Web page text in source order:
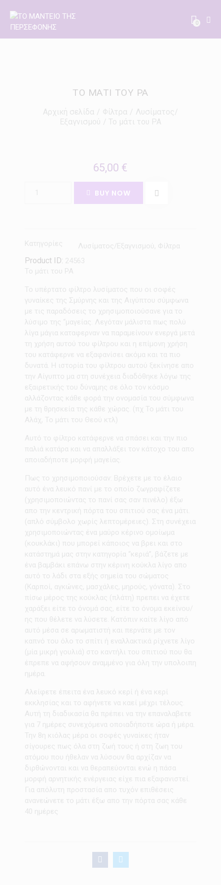
0
ΤΟ ΜΆΤΙ ΤΟΥ ΡΑ
Αρχική σελίδα Φίλτρα
Λυσίματος/
Εξαγνισμού
Το μάτι του ΡΑ
65,00 €
BUY NOW
Κατηγορίες Λυσίματος/Εξαγνισμού, Φίλτρα
Product ID: 24563
Το μάτι του ΡΑ
Το υπέρτατο φίλτρο λυσίματος που οι σοφές
γυναίκες της Σμύρνης και της Αιγύπτου σύμφωνα
με τις παραδόσεις το χρησιμοποιούσανε για το
λύσιμο της “μαγείας. Λεγόταν μάλιστα πως πολύ
λίγα μάγια καταφερναν να παραμείνουν ενεργά μετά
τη χρήση αυτού του φίλτρου και η επίμονη χρήση
του κατάφερνε να εξαφανίσει ακόμα και τα πιο
δυνατά. Η ιστορία του φίλτρου αυτού ξεκίνησε απο
την Αίγυπτο μα στη συνέχεια διαδόθηκε λόγω της
εξαιρετικής του δύναμης σε όλο τον κόσμο
αλλάζοντας κάθε φορά την ονομασία του σύμφωνα
με τη θρησκεία της κάθε χώρας. (πχ Το μάτι του
Αλάχ, Το μάτι του Θεού κτλ)
Αυτό το φίλτρο κατάφερνε να σπάσει και την πιο
παλιά κατάρα και να απαλλάξει τον κάτοχο του απο
αποιαδήποτε μορφή μαγείας.
Πως το χρησιμοποιούσαν: Βρέχετε με το έλαιο
αυτό ένα λευκό πανί με το οποίο ζωγραφίζετε
(χρησιμοποιώντας το πανί σας σαν πινέλο) έξω
απο την κεντρική πόρτα του σπιτιού σας ένα μάτι.
(απλό σύμβολο χωρίς λεπτομέρειες). Στη συνέχεια
χρησιμοποιώντας ένα μαύρο κέρινο ομοίωμα
(κουκλάκι) που μπορεί κάποιος να βρει και στο
κατάστημά μας στην κατηγορία “κεριά”, βάζετε με
ένα βαμβάκι επάνω στην κέρινη κούκλα λίγο απο
αυτό το λάδι στα εξής σημεία του σώματος
(Καρποί, αγκώνες, μασχάλες, μηρούς, γόνατα). Στο
πίσω μέρος της κούκλας (πλάτη) πρεπει να έχετε
χαράξει είτε το όνομά σας, είτε το όνομα εκείνου/
ης που θέλετε να λύσετε. Κατόπιν καίτε λίγο από
αυτό μέσα σε αρωματιστή και περνάτε με τον
καπνό του όλο το σπίτι ή εναλλακτικά ρίχνετε λίγο
(μία μικρή γουλιά) στο καντήλι του σπιτιού που θα
έπρεπε να αφήσουν αναμμένο για όλη την υπολοιπη
ημέρα.
Αλείφετε έπειτα ένα λευκό κερί ή ένα κερί
εκκλησίας και το αφήνετε να καεί μέχρι τέλους.
Αυτή τη διαδικασία θα πρέπει να την επαναλαβετε
για 7 ημέρες συνεχόμενα οποιαδήποτε ώρα ή μέρα.
Την 8η κιόλας μέρα οι σοφές γυναίκες ήταν
σίγουρες πως όλα στη ζωή τους ή στη ζωη του
ατόμου που ήθελαν να λύσουν θα αρχίζαν να
διρθώνονται και να θεραπεύονται ενώ η πάσα
μορφή αρνητικής ενέργειας είχε πια εξαφανιστεί.
Για απόλυτη προστασία απο τυχόν επιθέσεις
ανανεώνετε το μάτι έξω απο την πόρτα σας κάθε
40 ημέρες